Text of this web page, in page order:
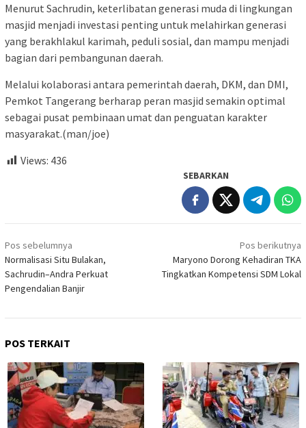
Menurut Sachrudin, keterlibatan generasi muda di lingkungan
masjid menjadi investasi penting untuk melahirkan generasi
yang berakhlakul karimah, peduli sosial, dan mampu menjadi
bagian dari pembangunan daerah.
Melalui kolaborasi antara pemerintah daerah, DKM, dan DMI,
Pemkot Tangerang berharap peran masjid semakin optimal
sebagai pusat pembinaan umat dan penguatan karakter
masyarakat.(man/joe)
Views: 436
SEBARKAN
Navigasi
pos
Pos sebelumnya
Normalisasi Situ Bulakan,
Sachrudin–Andra Perkuat
Pengendalian Banjir
Pos berikutnya
Maryono Dorong Kehadiran TKA
Tingkatkan Kompetensi SDM Lokal
POS TERKAIT